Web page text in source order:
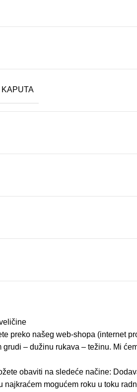
KAPUTA
preko našeg web-shopa (internet
grudi – dužinu rukava – težinu. Mi
obaviti na sledeće načine:
najkraćem mogućem roku u toku